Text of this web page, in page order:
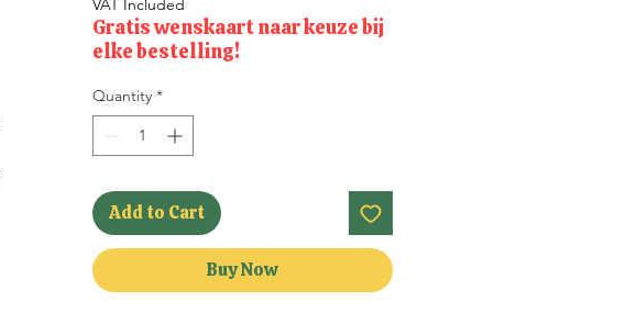
VAT Included
Gratis wenskaart naar keuze bij
elke bestelling!
Quantity *
Add to Cart
Buy Now